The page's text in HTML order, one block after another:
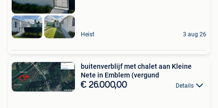
Heist 3 aug 26
buitenverblijf met chalet aan Kleine
Nete in Emblem (vergund
€ 26.000,00 Details